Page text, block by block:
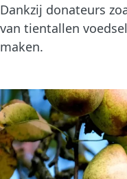
Dankzij donateurs
van tientallen
maken.